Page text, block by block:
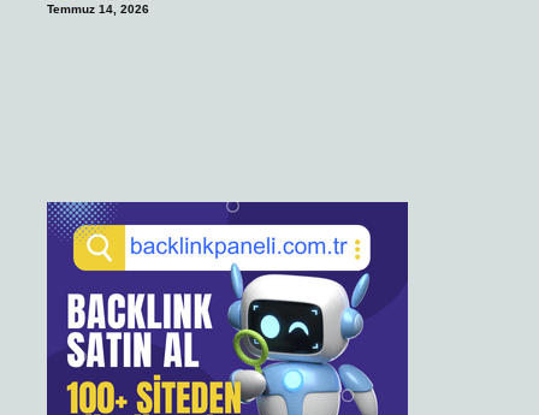
Temmuz 14, 2026